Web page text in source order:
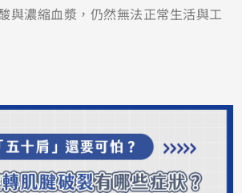
與濃縮血漿，仍然無法正常生活與工